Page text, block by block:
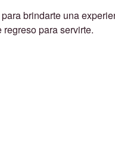
brindarte una
para servirte.